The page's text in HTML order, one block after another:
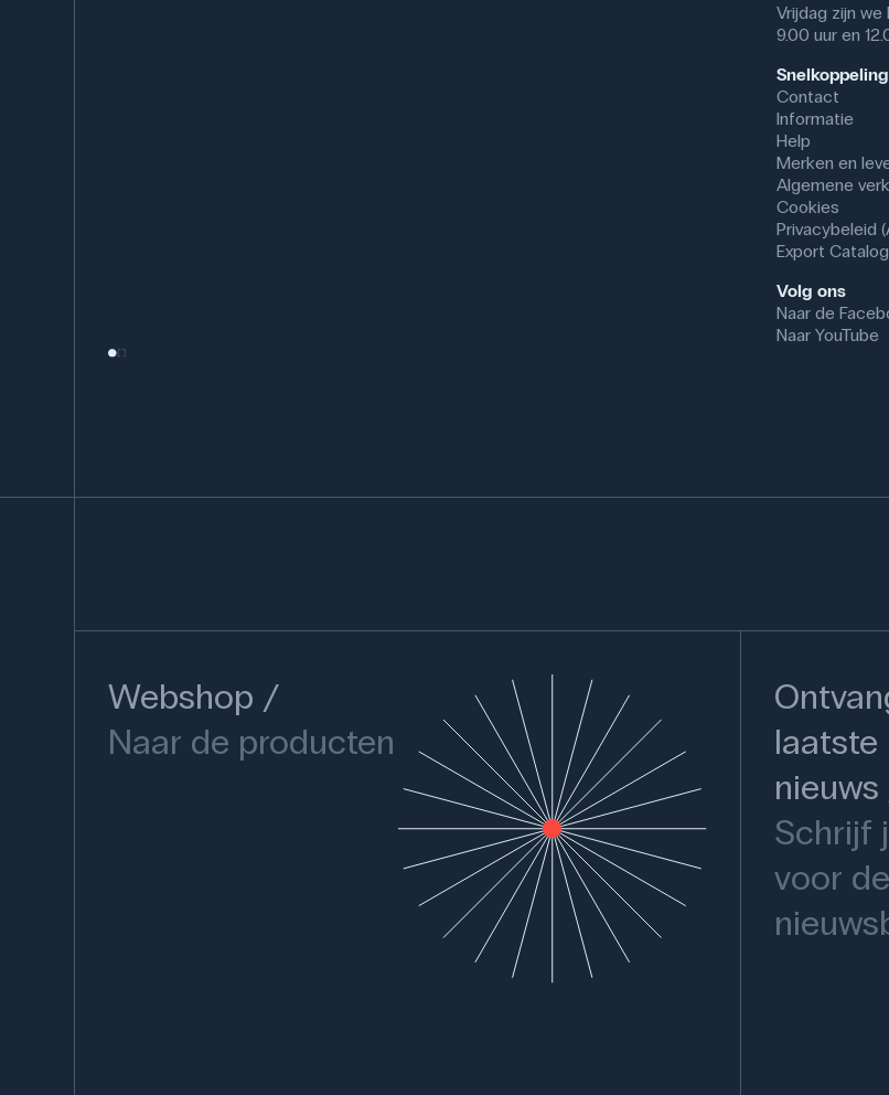
Vrijdag zijn
9.00 uur en
Contact
Informatie
Help
Merken en
Algemene
Cookies
Privacybeleid
Export
Volg ons
Naar de
Naar YouTube
Webshop
Naar de producten
laatste
nieuws
Schrijf
voor de